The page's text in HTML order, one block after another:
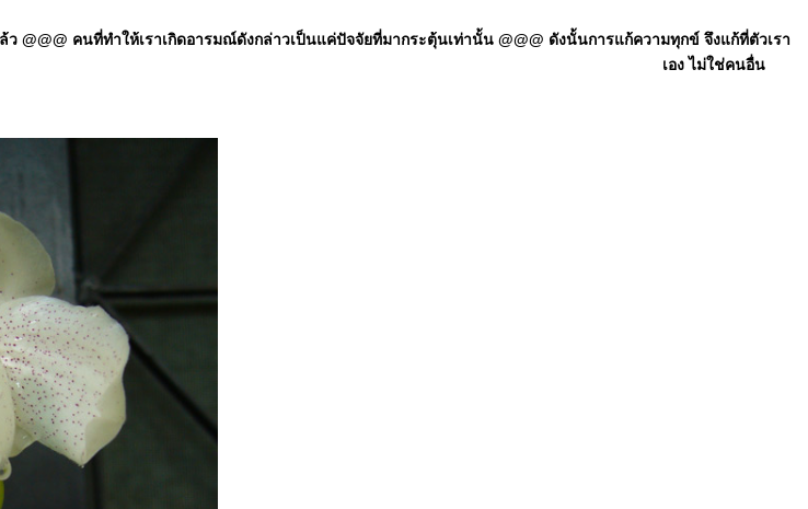
@@@ คนที่ทำให้เราเกิดอารมณ์ดังกล่าวเป็นแค่ปัจจัยที่มากระตุ้นเท่านั้น @@@ ดังนั้นการแก้ความทุกข์ จึงแก้ที่ตัวเรา
เอง ไม่ใช่คนอื่น